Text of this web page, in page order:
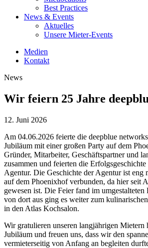
Best Practices
News & Events
Aktuelles
Unsere Mieter-Events
Medien
Kontakt
News
Wir feiern 25 Jahre
12. Juni 2026
Am 04.06.2026 feierte die deepblue
Jubiläum mit einer großen Party auf dem
Gründer, Mitarbeiter, Geschäftspartner und
zusammen und feierten die
Agentur. Die Geschichte der Agentur ist
auf dem Phoenixhof verbunden, da hier seit
gewesen ist. Die Feier fand im
von dort aus ging es weiter zum
in den Atlas Kochsalon.
Wir gratulieren unseren langjährigen Mietern
Jubiläum und freuen uns, dass wir den
vermieterseitig von Anfang an begleiten